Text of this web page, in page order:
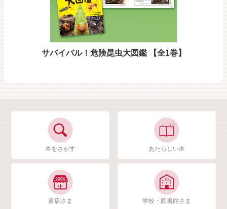
サバイバル！危険昆虫大図鑑 【全1巻】
本をさがす あたらしい本
書店さま 学校・図書館さま